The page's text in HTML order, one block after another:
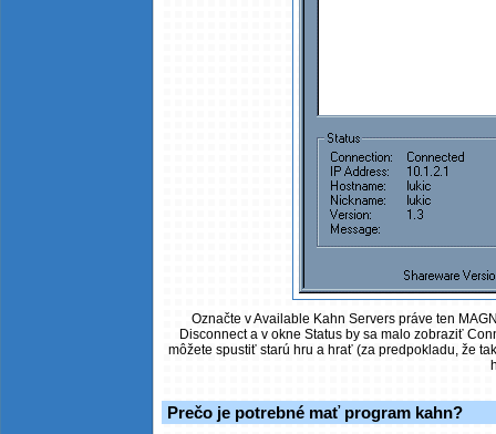
Označte v Available Kahn Servers práve ten
Disconnect a v okne Status by sa malo zobraziť
môžete spustiť starú hru a hrať (za predpokladu, že
Prečo je potrebné mať program kahn?